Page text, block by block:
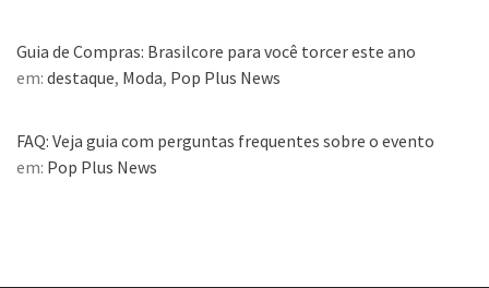
Guia de Compras: Brasilcore para você torcer este ano
em: destaque, Moda, Pop Plus News
FAQ: Veja guia com perguntas frequentes sobre o evento
em: Pop Plus News